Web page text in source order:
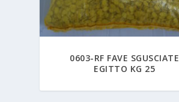
0603-RF FAVE SGUSCIATE
EGITTO KG 25